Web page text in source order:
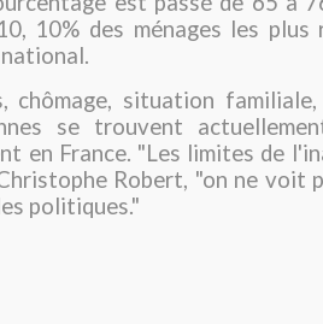
10% des ménages les plus
chômage, situation
se trouvent
en France. "Les limites de
Robert, "on ne voit
politiques."